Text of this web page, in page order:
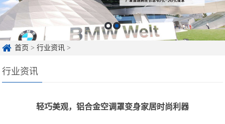
首页 >行业资讯 >
行业资讯
轻巧美观，铝合金空调罩变身家居时尚利器